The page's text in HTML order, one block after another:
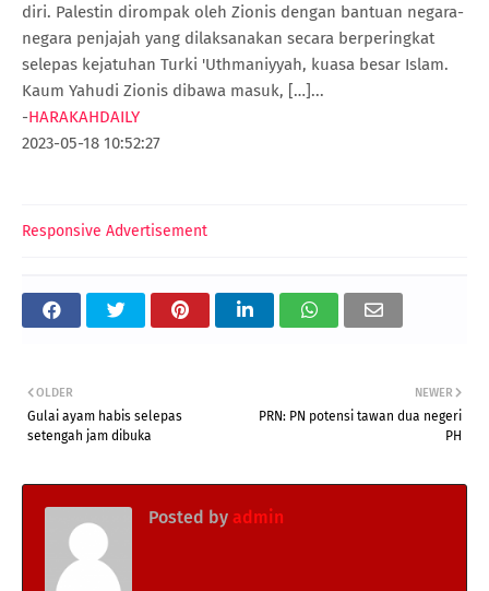
diri. Palestin dirompak oleh Zionis dengan bantuan negara-
negara penjajah yang dilaksanakan secara berperingkat
selepas kejatuhan Turki 'Uthmaniyyah, kuasa besar Islam.
Kaum Yahudi Zionis dibawa masuk, […]...
-HARAKAHDAILY
2023-05-18 10:52:27
Responsive Advertisement
NEWER
PRN: PN potensi tawan dua negeri
PH
OLDER
Gulai ayam habis selepas
setengah jam dibuka
Posted by admin